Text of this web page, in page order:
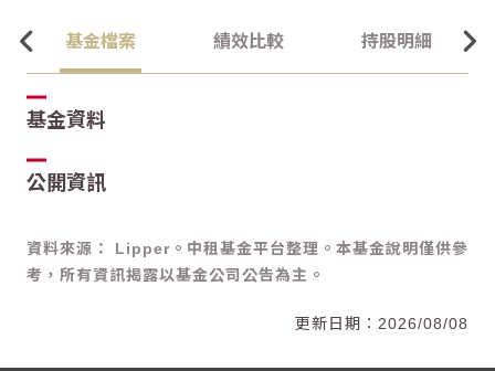
基金檔案 績效比較 持股明細
基金資料
公開資訊
資料來源： Lipper。中租基金平台整理。本基金說明僅供參
考，所有資訊揭露以基金公司公告為主。
2026/08/08